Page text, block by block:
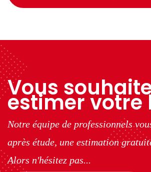
Vous
estimer votre
Notre équipe de professionnels
après étude, une estimation
Alors n'hésitez pas...